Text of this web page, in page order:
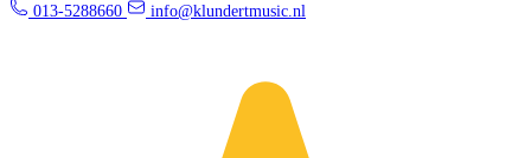
013-5288660 info@klundertmusic.nl